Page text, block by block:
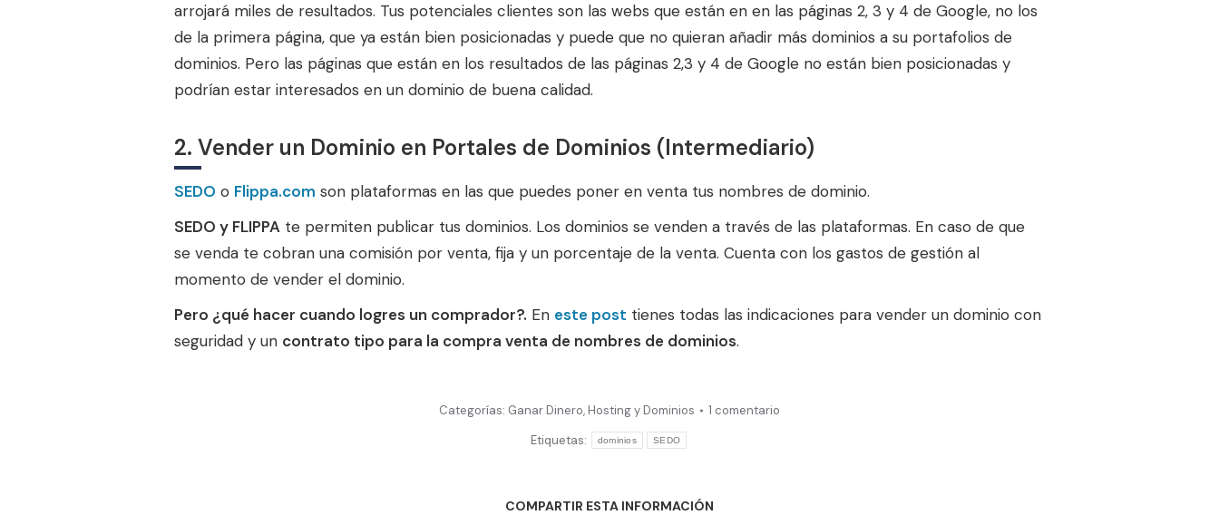
arrojará miles de resultados. Tus potenciales clientes son las webs que están en en las páginas 2, 3 y 4 de Google, no los
de la primera página, que ya están bien posicionadas y puede que no quieran añadir más dominios a su portafolios de
dominios. Pero las páginas que están en los resultados de las páginas 2,3 y 4 de Google no están bien posicionadas y
podrían estar interesados en un dominio de buena calidad.
2. Vender un Dominio en Portales de Dominios (Intermediario)
SEDO o Flippa.com son plataformas en las que puedes poner en venta tus nombres de dominio.
SEDO y FLIPPA te permiten publicar tus dominios. Los dominios se venden a través de las plataformas. En caso de que
se venda te cobran una comisión por venta, fija y un porcentaje de la venta. Cuenta con los gastos de gestión al
momento de vender el dominio.
Pero ¿qué hacer cuando logres un comprador?. En este post tienes todas las indicaciones para vender un dominio con
seguridad y un contrato tipo para la compra venta de nombres de dominios.
Categorías: Ganar Dinero, Hosting y Dominios
1 comentario
Etiquetas:
dominios SEDO
COMPARTIR ESTA INFORMACIÓN